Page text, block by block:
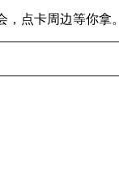
点卡周边等你拿。